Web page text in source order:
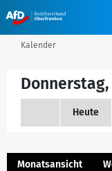
Kalender
Heute
Monatsansicht